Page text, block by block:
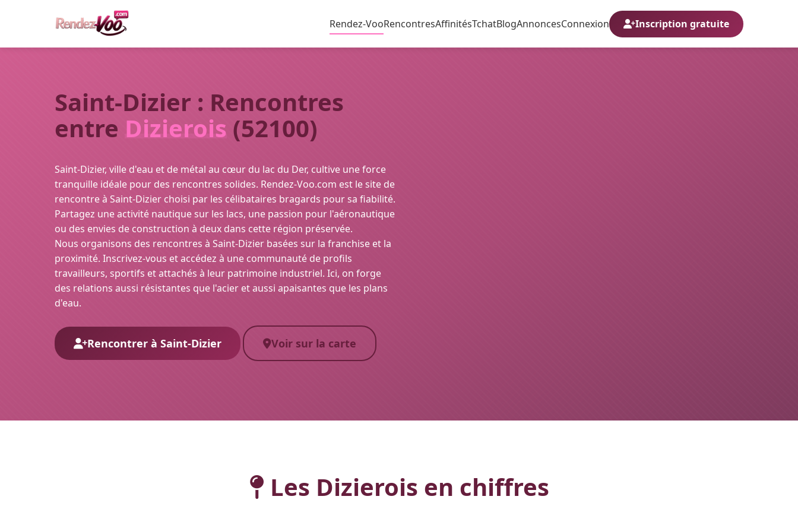
Rendez-VooRencontresAffinitésTchatBlogAnnoncesConnexion Inscription gratuite
Saint-Dizier : Rencontres
entre Dizierois (52100)
Saint-Dizier, ville d'eau et de métal au cœur du lac du Der, cultive une force
tranquille idéale pour des rencontres solides. Rendez-Voo.com est le site de
rencontre à Saint-Dizier choisi par les célibataires bragards pour sa fiabilité.
Partagez une activité nautique sur les lacs, une passion pour l'aéronautique
ou des envies de construction à deux dans cette région préservée.
Nous organisons des rencontres à Saint-Dizier basées sur la franchise et la
proximité. Inscrivez-vous et accédez à une communauté de profils
travailleurs, sportifs et attachés à leur patrimoine industriel. Ici, on forge
des relations aussi résistantes que l'acier et aussi apaisantes que les plans
d'eau.
Rencontrer à Saint-Dizier Voir sur la carte
Les Dizierois en chiffres